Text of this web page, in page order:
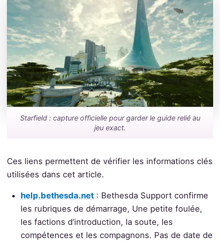
Starfield : capture officielle pour garder le guide relié au
jeu exact.
Ces liens permettent de vérifier les informations clés
utilisées dans cet article.
help.bethesda.net : Bethesda Support confirme
les rubriques de démarrage, Une petite foulée,
les factions d’introduction, la soute, les
compétences et les compagnons. Pas de date de